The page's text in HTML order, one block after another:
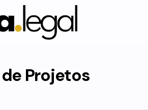
Projetos